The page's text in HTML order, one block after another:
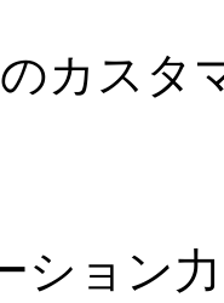
カスタ
ション